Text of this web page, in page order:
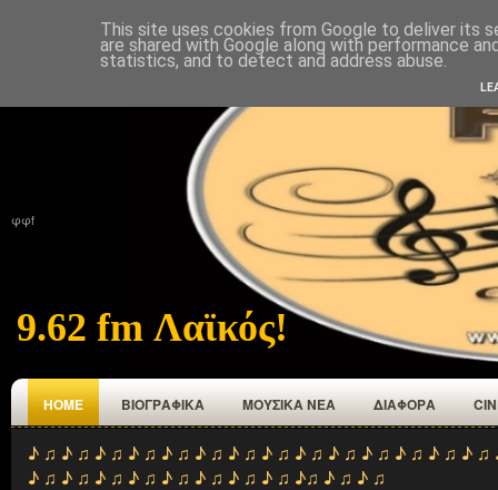
ΠΟΙΟΙ ΕΜΑΣΤΕ ΑΝΑΜΕΤΑΔΟΤΕΣ ΕΠΙΚΟΙΝΩΝΙΑ
φφf
9.62 fm Λαϊκός!
HOME ΒΙΟΓΡΑΦΙΚΑ ΜΟΥΣΙΚΑ ΝΕΑ ΔΙΑΦΟΡΑ
♪ ♫ ♪ ♫ ♪ ♫ ♪ ♫ ♪ ♫ ♪ ♫ ♪ ♫ ♪ ♫ ♪ ♫ ♪ ♫ ♪ ♫ ♪ ♫ ♪ ♫ ♪
♪ ♫ ♪ ♫ ♪ ♫ ♪ ♫ ♪ ♫ ♪ ♫ ♪ ♫ ♪ ♫ ♪♫ ♪ ♫ ♪ ♫
This site uses cookies from Google to deliver its
are shared with Google along with performance
statistics, and to detect and address abuse.